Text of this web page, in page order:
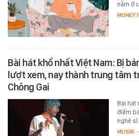
nằm ở
Bài hát khổ nhất Việt Nam: Bị
lượt xem, nay thành trung tâm
Chông Gai
Bài hát
điểm
nghệ sĩ
MUSIK -